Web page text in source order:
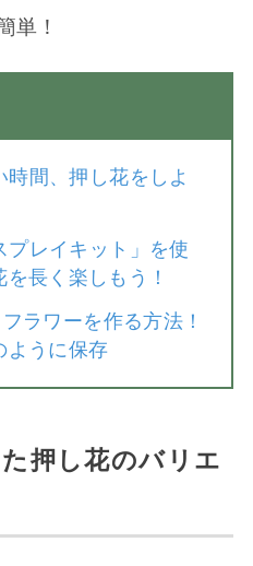
単！
間、押し花をしよ
プレイキット」を使
長く楽しもう！
ラワーを作る方法！
ように保存
押し花のバリエ